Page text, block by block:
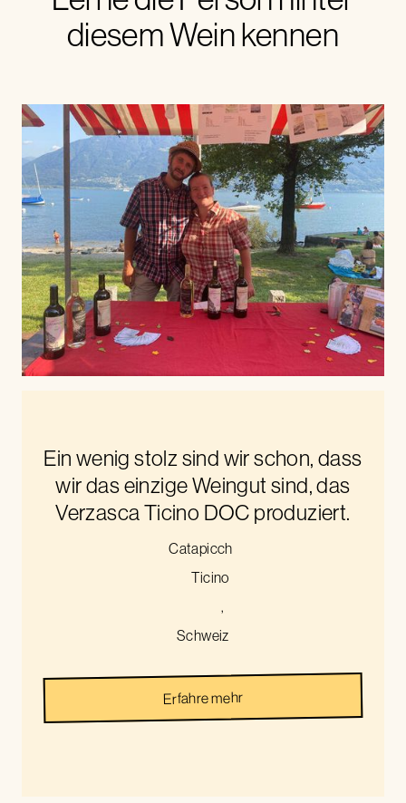
diesem Wein kennen
Ein wenig stolz sind wir schon, dass
wir das einzige Weingut sind, das
Verzasca Ticino DOC produziert.
Catapicch
Ticino
,
Schweiz
Erfahre mehr